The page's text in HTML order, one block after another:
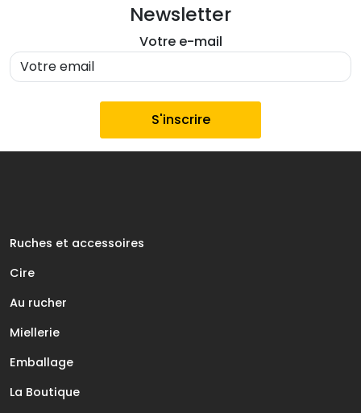
Newsletter
Votre e-mail
Ruches et accessoires
Cire
Au rucher
Miellerie
Emballage
La Boutique